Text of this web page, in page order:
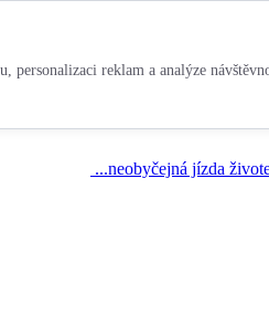
personalizaci reklam a analýze
...neobyčejná jízda